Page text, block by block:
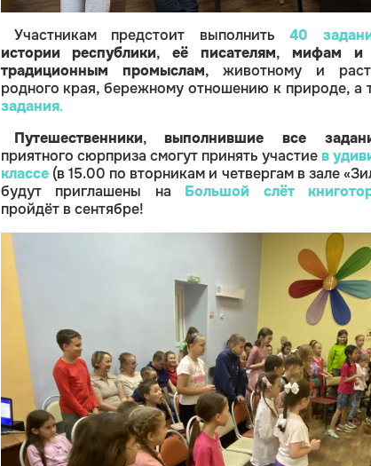
Участникам предстоит выполнить40
истории республики,её писателям, мифам и
традиционным промыслам, животному и
родного края, бережному отношению к природе, а
задания.
Путешественники,выполнившие все
приятного сюрприза смогут принять участиев
классе(в 15.00 по вторникам и четвергам в зале
будут приглашены на Большой слёт
пройдёт в сентябре!